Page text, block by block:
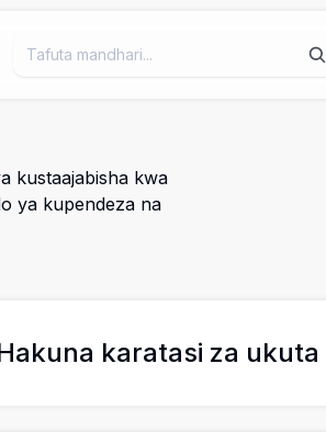
kustaajabisha kwa
ya kupendeza na
karatasi za